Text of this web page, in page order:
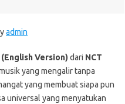
admin
Version) dari NCT
yang mengalir tanpa
yang membuat siapa pun
universal yang menyatukan